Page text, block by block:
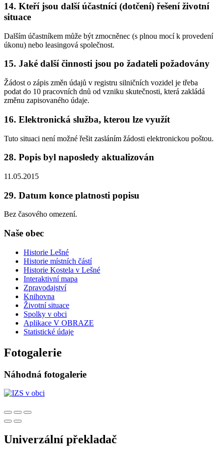
14. Kteří jsou další účastníci (dotčení) řešení životní
situace
Dalším účastníkem může být zmocněnec (s plnou mocí k provedení
úkonu) nebo leasingová společnost.
15. Jaké další činnosti jsou po žadateli požadovány
Žádost o zápis změn údajů v registru silničních vozidel je třeba
podat do 10 pracovních dnů od vzniku skutečnosti, která zakládá
změnu zapisovaného údaje.
16. Elektronická služba, kterou lze využít
Tuto situaci není možné řešit zasláním žádosti elektronickou poštou.
28. Popis byl naposledy aktualizován
11.05.2015
29. Datum konce platnosti popisu
Bez časového omezení.
Naše obec
Historie Lešné
Historie místních částí
Historie Kostela v Lešné
Interaktivní mapa
Zpravodajství
Knihovna
Životní situace
Spolky v obci
Aplikace V OBRAZE
Statistické údaje
Fotogalerie
Náhodná fotogalerie
Univerzální překladač